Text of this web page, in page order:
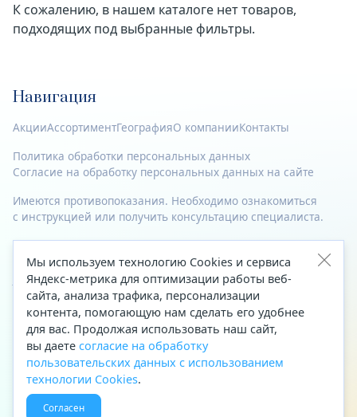
К сожалению, в нашем каталоге нет товаров,
подходящих под выбранные фильтры.
Навигация
АкцииАссортиментГеографияО компанииКонтакты
Политика обработки персональных данных
Согласие на обработку персональных данных на сайте
Имеются противопоказания. Необходимо ознакомиться
с инструкцией или получить консультацию специалиста.
© 2023—2026 Все права защищены.
Адрес
Архангельск, ул. Папанина, д. 19 (вход в здание со стороны
автоцентра «Тойота»)
Приемная Генерального директора
Телефон
+7 (8182) 63-60-31
Факс
+7 (8182) 68-66-71
Эл. почта
office@aptekaf.ru
Мы используем технологию Cookies и сервиса
Яндекс-метрика для оптимизации работы веб-
сайта, анализа трафика, персонализации
контента, помогающую нам сделать его удобнее
для вас. Продолжая использовать наш сайт,
вы даете согласие на обработку
пользовательских данных с использованием
технологии Cookies.
Согласен